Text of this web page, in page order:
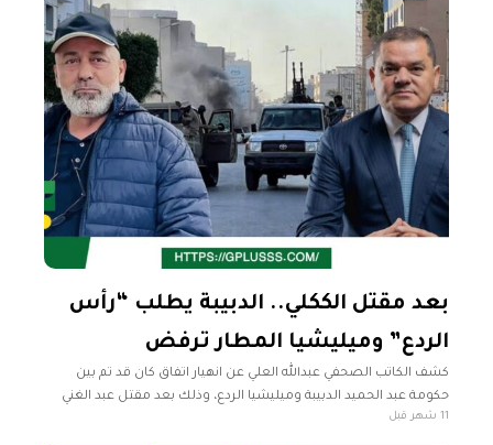
بعد مقتل الككلي.. الدبيبة يطلب “رأس
الردع” وميليشيا المطار ترفض
كشف الكاتب الصحفي عبدالله العلي عن انهيار اتفاق كان قد تم بين
حكومة عبد الحميد الدبيبة وميليشيا الردع، وذلك بعد مقتل عبد الغني
الككلي. وأوضح العلي خلال لقاء أجراه مع
11 شهر قبل